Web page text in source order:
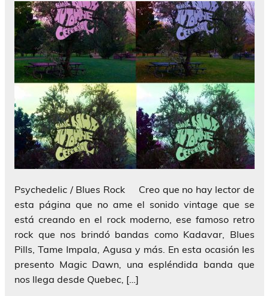
Psychedelic / Blues Rock Creo que no hay lector de
esta página que no ame el sonido vintage que se
está creando en el rock moderno, ese famoso retro
rock que nos brindó bandas como Kadavar, Blues
Pills, Tame Impala, Agusa y más. En esta ocasión les
presento Magic Dawn, una espléndida banda que
nos llega desde Quebec, […]